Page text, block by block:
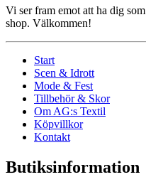
Vi ser fram emot att ha dig
shop. Välkommen!
Start
Scen & Idrott
Mode & Fest
Tillbehör & Skor
Om AG:s Textil
Köpvillkor
Kontakt
Butiksinformation